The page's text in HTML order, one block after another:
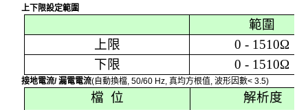
上下限設定範圍
範圍
上限
0 - 1510Ω
下限
0 - 1510Ω
接地電流/漏電電流(自動換檔, 50/60 Hz, 真均方根值, 波形因數< 3.5)
檔 位
解析度